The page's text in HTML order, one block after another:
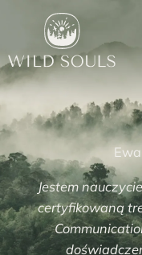
treści
Jestem
certyfikowaną